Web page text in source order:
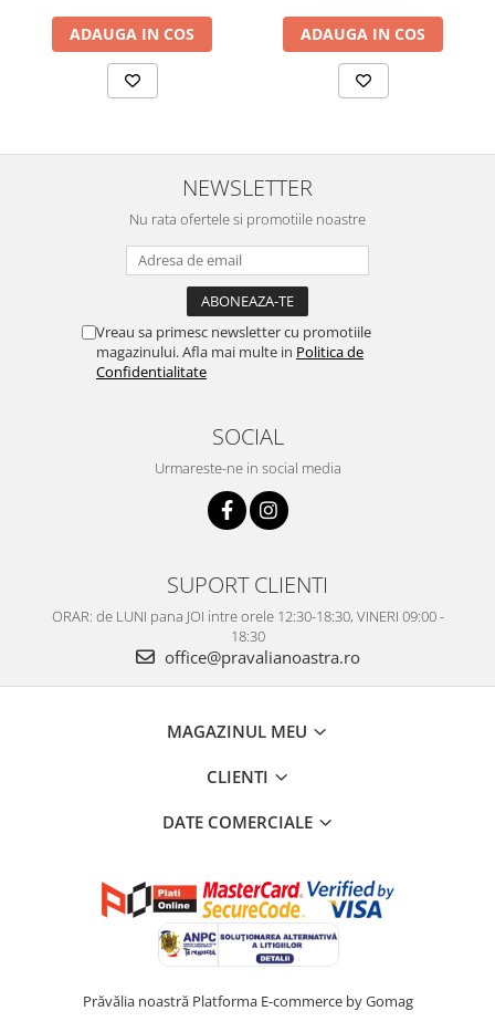
ADAUGA IN COS ADAUGA IN COS
NEWSLETTER
Nu rata ofertele si promotiile noastre
Vreau sa primesc newsletter cu promotiile
magazinului. Afla mai multe in Politica de
Confidentialitate
SOCIAL
Urmareste-ne in social media
SUPORT CLIENTI
ORAR: de LUNI pana JOI intre orele 12:30-18:30, VINERI 09:00 -
18:30
office@pravalianoastra.ro
MAGAZINUL MEU
CLIENTI
DATE COMERCIALE
Prăvălia noastră Platforma E-commerce by Gomag